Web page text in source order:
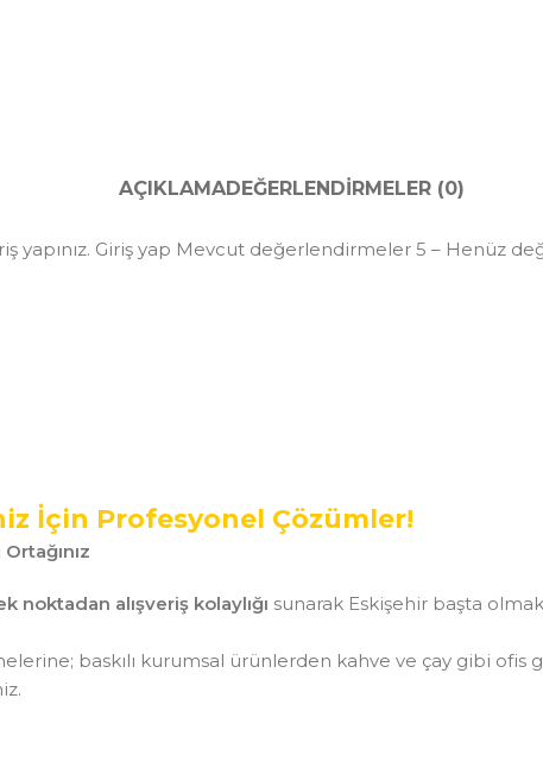
AÇIKLAMADEĞERLENDIRMELER (0)
Giriş yap Mevcut değerlendirmeler 5 – Henüz
İçin Profesyonel Çözümler!
noktadan alışveriş kolaylığı sunarak Eskişehir başta
baskılı kurumsal ürünlerden kahve ve çay gibi